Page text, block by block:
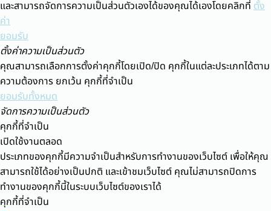
และสามารถจัดการความเป็นส่วนตัวเองได้ของคุณได้เองโดยคลิกที่ ตั้ง
ค่า
ยอมรับ
ตั้งค่าความเป็นส่วนตัว
คุณสามารถเลือกการตั้งค่าคุกกี้โดยเปิด/ปิด คุกกี้ในแต่ละประเภทได้ตาม
ความต้องการ ยกเว้น คุกกี้ที่จำเป็น
ยอมรับทั้งหมด
จัดการความเป็นส่วนตัว
คุกกี้ที่จำเป็น
เปิดใช้งานตลอด
ประเภทของคุกกี้มีความจำเป็นสำหรับการทำงานของเว็บไซต์ เพื่อให้คุณ
สามารถใช้ได้อย่างเป็นปกติ และเข้าชมเว็บไซต์ คุณไม่สามารถปิดการ
ทำงานของคุกกี้นี้ในระบบเว็บไซต์ของเราได้
คุกกี้ที่จำเป็น